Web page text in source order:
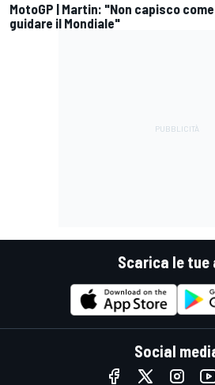
MotoGP | Martin: "Non capisco
guidare il Mondiale"
Scarica le tue
Social